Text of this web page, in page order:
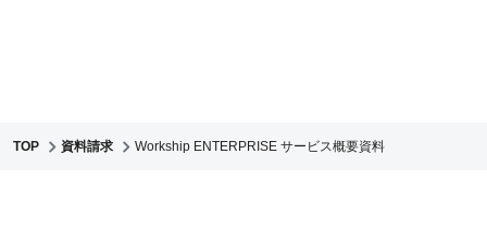
TOP 資料請求 Workship ENTERPRISE サービス概要資料